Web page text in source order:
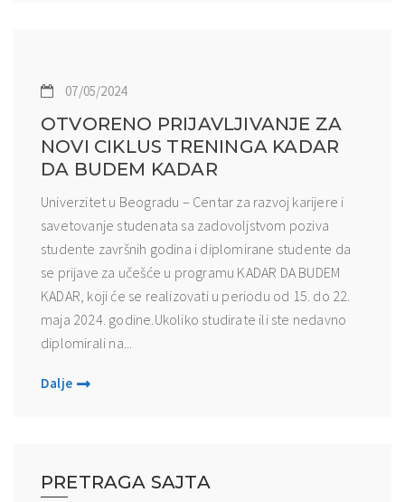
07/05/2024
OTVORENO PRIJAVLJIVANJE ZA
NOVI CIKLUS TRENINGA KADAR
DA BUDEM KADAR
Univerzitet u Beogradu – Centar za razvoj karijere i
savetovanje studenata sa zadovoljstvom poziva
studente završnih godina i diplomirane studente da
se prijave za učešće u programu KADAR DA BUDEM
KADAR, koji će se realizovati u periodu od 15. do 22.
maja 2024. godine.Ukoliko studirate ili ste nedavno
diplomirali na...
Dalje
PRETRAGA SAJTA